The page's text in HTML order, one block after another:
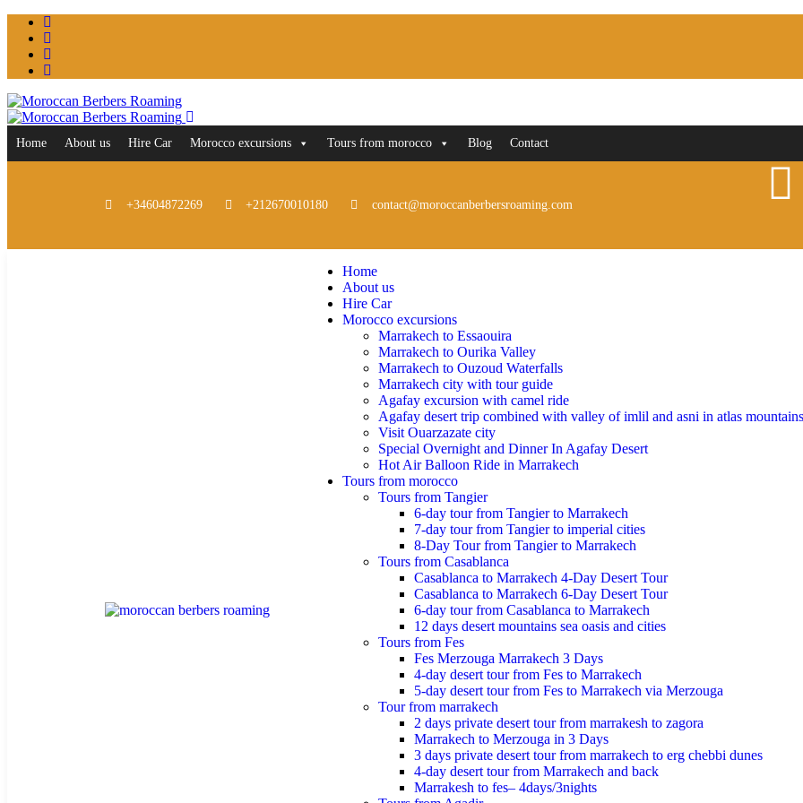
Home About us Hire Car Morocco excursions Tours from morocco Blog Contact
+34604872269 +212670010180 contact@moroccanberbersroaming.com
Home
About us
Hire Car
Morocco excursions
Marrakech to Essaouira
Marrakech to Ourika Valley
Marrakech to Ouzoud Waterfalls
Marrakech city with tour guide
Agafay excursion with camel ride
Agafay desert trip combined with valley of imlil and asni in atlas mountains
Visit Ouarzazate city
Special Overnight and Dinner In Agafay Desert
Hot Air Balloon Ride in Marrakech
Tours from morocco
Tours from Tangier
6-day tour from Tangier to Marrakech
7-day tour from Tangier to imperial cities
8-Day Tour from Tangier to Marrakech
Tours from Casablanca
Casablanca to Marrakech 4-Day Desert Tour
Casablanca to Marrakech 6-Day Desert Tour
6-day tour from Casablanca to Marrakech
12 days desert mountains sea oasis and cities
Tours from Fes
Fes Merzouga Marrakech 3 Days
4-day desert tour from Fes to Marrakech
5-day desert tour from Fes to Marrakech via Merzouga
Tour from marrakech
2 days private desert tour from marrakesh to zagora
Marrakech to Merzouga in 3 Days
3 days private desert tour from marrakech to erg chebbi dunes
4-day desert tour from Marrakech and back
Marrakesh to fes– 4days/3nights